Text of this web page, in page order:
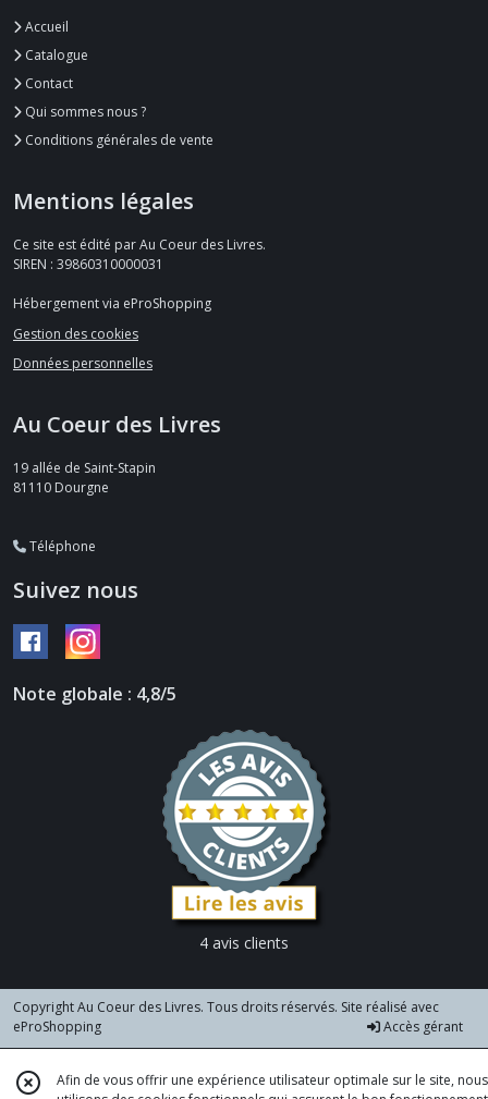
Accueil
Catalogue
Contact
Qui sommes nous ?
Conditions générales de vente
Mentions légales
Ce site est édité par Au Coeur des Livres.
SIREN : 39860310000031
Hébergement via eProShopping
Gestion des cookies
Données personnelles
Au Coeur des Livres
19 allée de Saint-Stapin
81110 Dourgne
Téléphone
Suivez nous
Note globale : 4,8/5
4 avis clients
Copyright Au Coeur des Livres. Tous droits réservés. Site réalisé avec
eProShopping
Accès gérant
Afin de vous offrir une expérience utilisateur optimale sur le site, nous